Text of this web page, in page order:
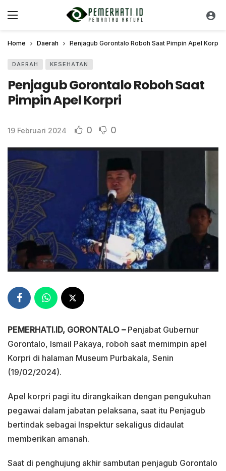
Home Daerah Penjagub Gorontalo Roboh Saat Pimpin Apel Korpri
DAERAH KESEHATAN
Penjagub Gorontalo Roboh Saat
Pimpin Apel Korpri
19 Februari 2024 0 0
PEMERHATI.ID, GORONTALO – Penjabat Gubernur
Gorontalo, Ismail Pakaya, roboh saat memimpin apel
Korpri di halaman Museum Purbakala, Senin
(19/02/2024).
Apel korpri pagi itu dirangkaikan dengan pengukuhan
pegawai dalam jabatan pelaksana, saat itu Penjagub
bertindak sebagai Inspektur sekaligus didaulat
memberikan amanah.
Saat di penghujung akhir sambutan penjagub Gorontalo